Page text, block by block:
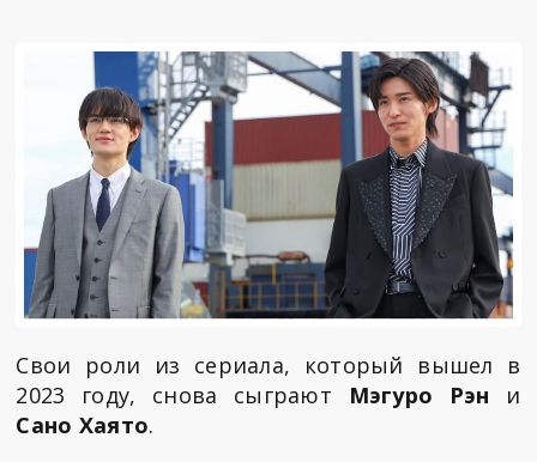
Свои роли из сериала, который вышел в
2023 году, снова сыграют
Мэгуро Рэн и
Сано Хаято.